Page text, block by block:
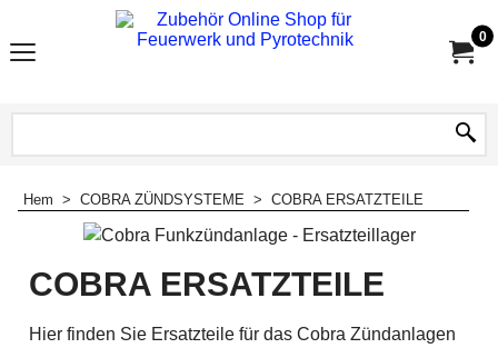
0
Hem > COBRA ZÜNDSYSTEME > COBRA ERSATZTEILE
COBRA ERSATZTEILE
Hier finden Sie Ersatzteile für das Cobra Zündanlagen